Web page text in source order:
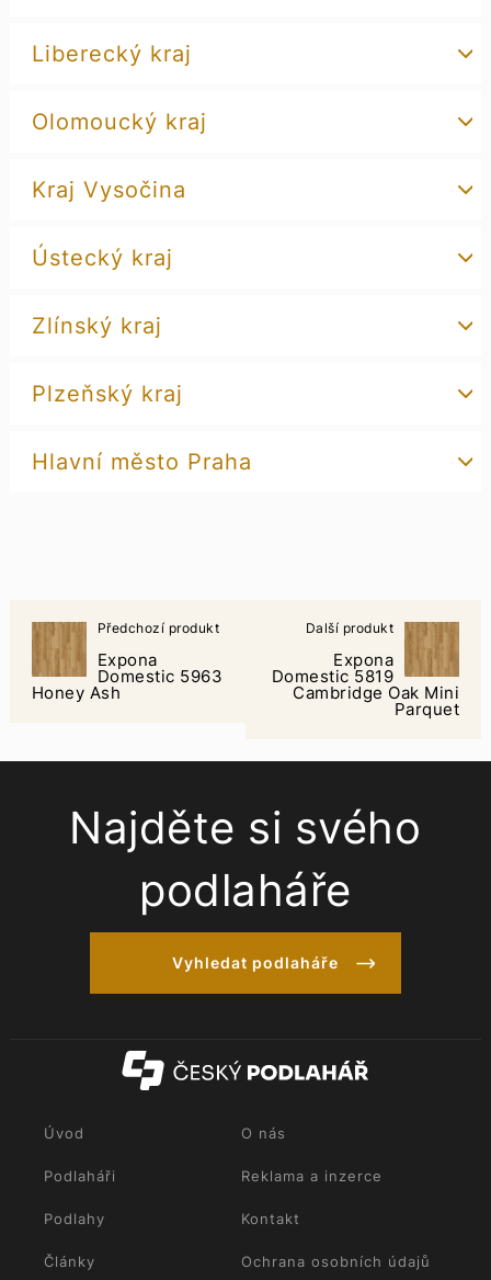
Liberecký kraj
Olomoucký kraj
Kraj Vysočina
Ústecký kraj
Zlínský kraj
Plzeňský kraj
Hlavní město Praha
Předchozí produkt
Expona
Domestic 5963
Honey Ash
Další produkt
Expona
Domestic 5819
Cambridge Oak Mini
Parquet
Najděte si svého
podlaháře
Vyhledat podlaháře
Úvod O nás
Podlaháři Reklama a inzerce
Podlahy Kontakt
Články Ochrana osobních údajů